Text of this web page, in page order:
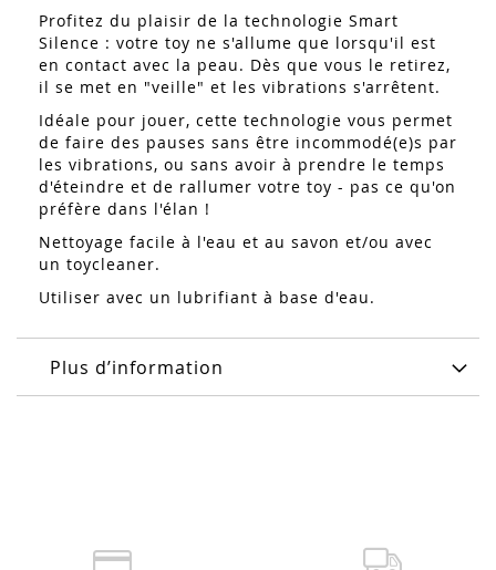
Profitez du plaisir de la technologie Smart
Silence : votre toy ne s'allume que lorsqu'il est
en contact avec la peau. Dès que vous le retirez,
il se met en "veille" et les vibrations s'arrêtent.
Idéale pour jouer, cette technologie vous permet
de faire des pauses sans être incommodé(e)s par
les vibrations, ou sans avoir à prendre le temps
d'éteindre et de rallumer votre toy - pas ce qu'on
préfère dans l'élan !
Nettoyage facile à l'eau et au savon et/ou avec
un toycleaner.
Utiliser avec un lubrifiant à base d'eau.
Plus d’information